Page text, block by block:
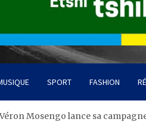
SPORT FASHION
Véron Mosengo lance sa